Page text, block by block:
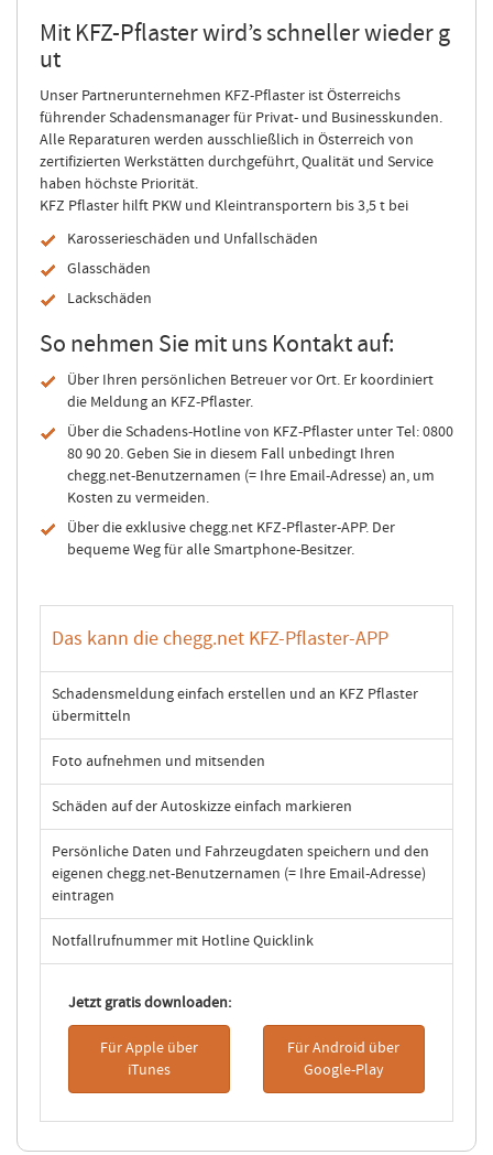
Mit KFZ-Pflaster wird’s schneller wieder g
ut
Unser Partnerunternehmen KFZ-Pflaster ist Österreichs
führender Schadensmanager für Privat- und Businesskunden.
Alle Reparaturen werden ausschließlich in Österreich von
zertifizierten Werkstätten durchgeführt, Qualität und Service
haben höchste Priorität.
KFZ Pflaster hilft PKW und Kleintransportern bis 3,5 t bei
Karosserieschäden und Unfallschäden
Glasschäden
Lackschäden
So nehmen Sie mit uns Kontakt auf:
Über Ihren persönlichen Betreuer vor Ort. Er koordiniert
die Meldung an KFZ-Pflaster.
Über die Schadens-Hotline von KFZ-Pflaster unter Tel: 0800
80 90 20. Geben Sie in diesem Fall unbedingt Ihren
chegg.net-Benutzernamen (= Ihre Email-Adresse) an, um
Kosten zu vermeiden.
Über die exklusive chegg.net KFZ-Pflaster-APP. Der
bequeme Weg für alle Smartphone-Besitzer.
Das kann die chegg.net KFZ-Pflaster-APP
Schadensmeldung einfach erstellen und an KFZ Pflaster
übermitteln
Foto aufnehmen und mitsenden
Schäden auf der Autoskizze einfach markieren
Persönliche Daten und Fahrzeugdaten speichern und den
eigenen chegg.net-Benutzernamen (= Ihre Email-Adresse)
eintragen
Notfallrufnummer mit Hotline Quicklink
Jetzt gratis downloaden:
Für Apple über
iTunes
Für Android über
Google-Play